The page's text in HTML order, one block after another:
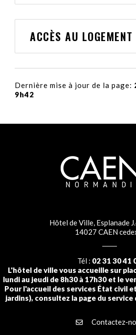
ACCÈS AU LOGEMENT
Dernière mise à jour de la page:
9h42
Hôtel de Ville, Esplanade
14027 CAEN
Tél : 02 31 30 41
L'hôtel de ville vous accueille sur
lundi au jeudi de 8h30 à 17h30 et le
Pour l'accueil des services État civil
jardins), consultez la page du service
Contactez-